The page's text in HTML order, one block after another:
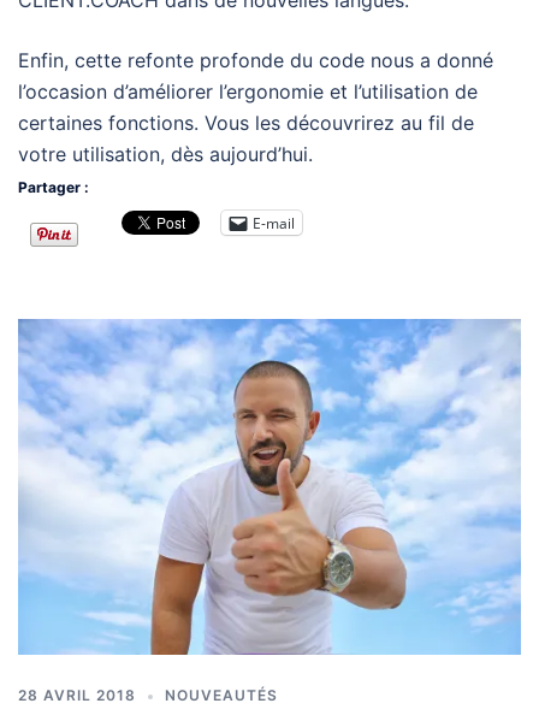
Enfin, cette refonte profonde du code nous a donné
l’occasion d’améliorer l’ergonomie et l’utilisation de
certaines fonctions. Vous les découvrirez au fil de
votre utilisation, dès aujourd’hui.
Partager :
E-mail
28 AVRIL 2018 NOUVEAUTÉS